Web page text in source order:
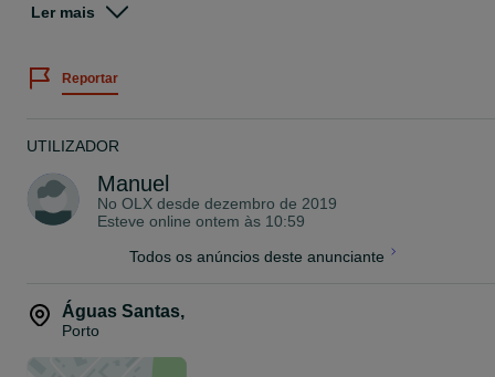
Tina em aço inoxidável de 30 L ø 41 x 27 (h) cm
Grelha de Proteção aço cromado
Interruptor de segurança acionado por pressão
Dimensões: 432x 725 x 886 mm LxPxA
Ler mais
Reportar
UTILIZADOR
Manuel
No OLX desde dezembro de 2019
Esteve online ontem às 10:59
Todos os anúncios deste anunciante
Águas Santas,
Porto